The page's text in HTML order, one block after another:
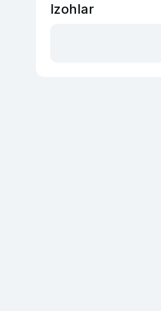
Izohlar